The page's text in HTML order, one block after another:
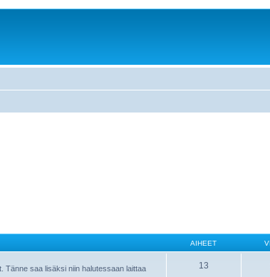
AIHEET
Tänne saa lisäksi niin halutessaan laittaa
13